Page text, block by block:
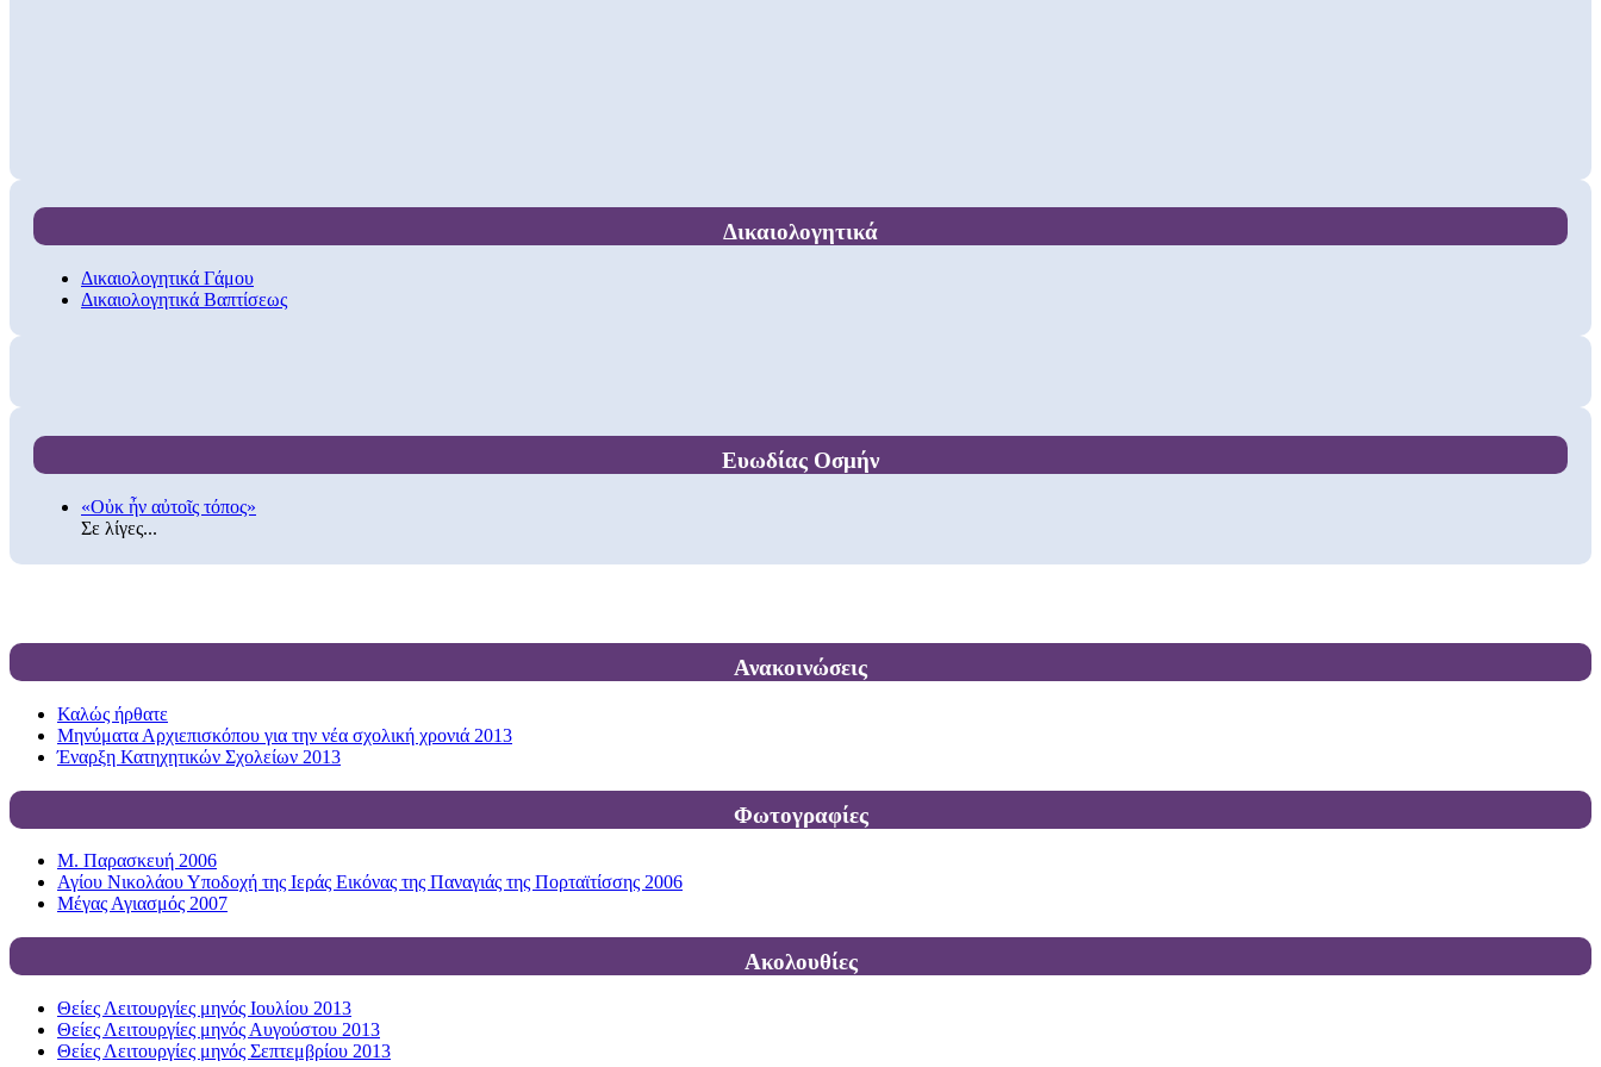
Δικαιολογητικά
Δικαιολογητικά Γάμου
Δικαιολογητικά Βαπτίσεως
Ευωδίας Οσμήν
«Οὐκ ἦν αὐτοῖς τόπος»
Σε λίγες...
Ανακοινώσεις
Καλώς ήρθατε
Μηνύματα Αρχιεπισκόπου για την νέα σχολική χρονιά 2013
Έναρξη Κατηχητικών Σχολείων 2013
Φωτογραφίες
Μ. Παρασκευή 2006
Αγίου Νικολάου Υποδοχή της Ιεράς Εικόνας της Παναγιάς της Πορταϊτίσσης 2006
Μέγας Αγιασμός 2007
Ακολουθίες
Θείες Λειτουργίες μηνός Ιουλίου 2013
Θείες Λειτουργίες μηνός Αυγούστου 2013
Θείες Λειτουργίες μηνός Σεπτεμβρίου 2013